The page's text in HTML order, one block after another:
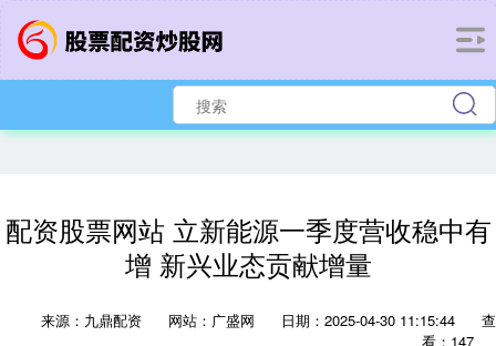
配资股票网站 立新能源一季度营收稳中有
增 新兴业态贡献增量
来源：九鼎配资 网站：广盛网 日期：2025-04-30 11:15:44
查
看：147